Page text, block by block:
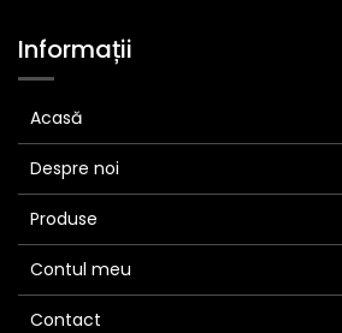
Informații
Acasă
Despre noi
Produse
Contul meu
Contact